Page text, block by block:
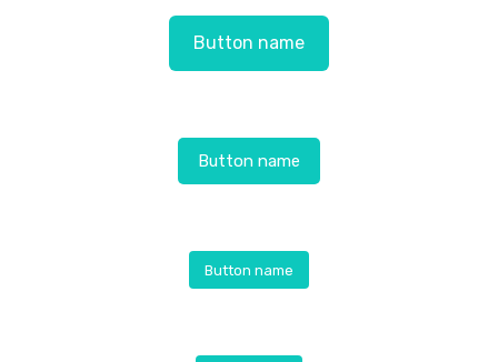
Button name
Button name
Button name